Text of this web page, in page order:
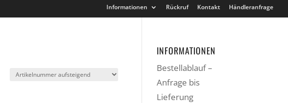
Informationen Rückruf Kontakt Händleranfrage
INFORMATIONEN
Bestellablauf –
Anfrage bis
Lieferung